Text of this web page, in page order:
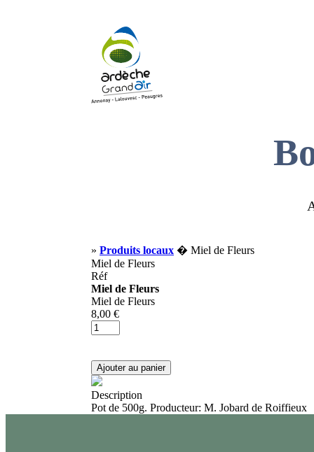
» Produits locaux � Miel de Fleurs
Miel de Fleurs
Réf
Miel de Fleurs
Miel de Fleurs
8,00 €
Description
Pot de 500g. Producteur: M. Jobard de Roiffieux